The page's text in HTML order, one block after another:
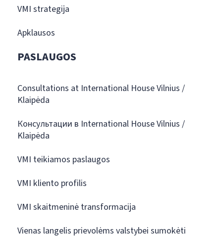
VMI strategija
Apklausos
PASLAUGOS
Consultations at International House Vilnius /
Klaipėda
Консультации в International House Vilnius /
Klaipėda
VMI teikiamos paslaugos
VMI kliento profilis
VMI skaitmeninė transformacija
Vienas langelis prievolėms valstybei sumokėti